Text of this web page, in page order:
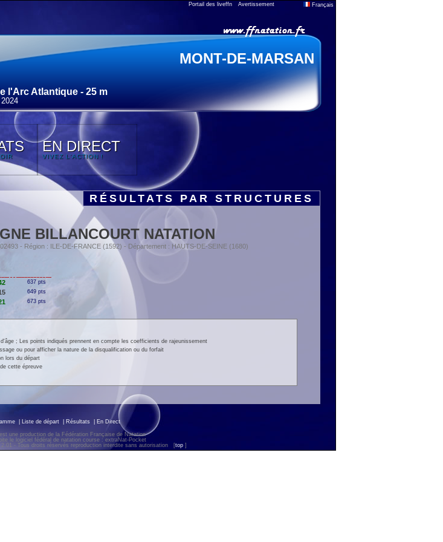
Portail des liveffn Avertissement Français
MONT-DE-MARSAN
l'Arc Atlantique - 25 m
EN DIRECT
VIVEZ L'ACTION !
RÉSULTATS PAR STRUCTURES
BILLANCOURT NATATION
- Région : ILE-DE-FRANCE (1592) - Département : HAUTS-DE-SEINE (1680)
637 pts
649 pts
673 pts
; Les points indiqués prennent en compte les coefficients de rajeunissement
ou pour afficher la nature de la disqualification ou du forfait
lors du départ
cette épreuve
Liste de départ Résultats En Direct
une production de la Fédération Française de Natation
le logiciel fédéral de natation course : extraNat-Pocket
- Tous droits réservés reproduction interdite sans autorisation
[top ]